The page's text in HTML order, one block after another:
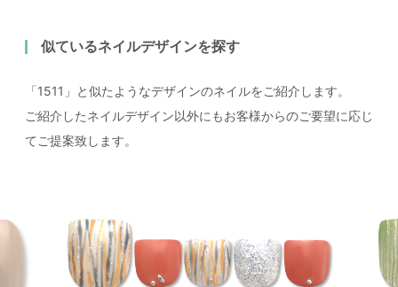
似ているネイルデザインを探す
「1511」と似たようなデザインのネイルをご紹介します。
ご紹介したネイルデザイン以外にもお客様からのご要望に応じ
てご提案致します。